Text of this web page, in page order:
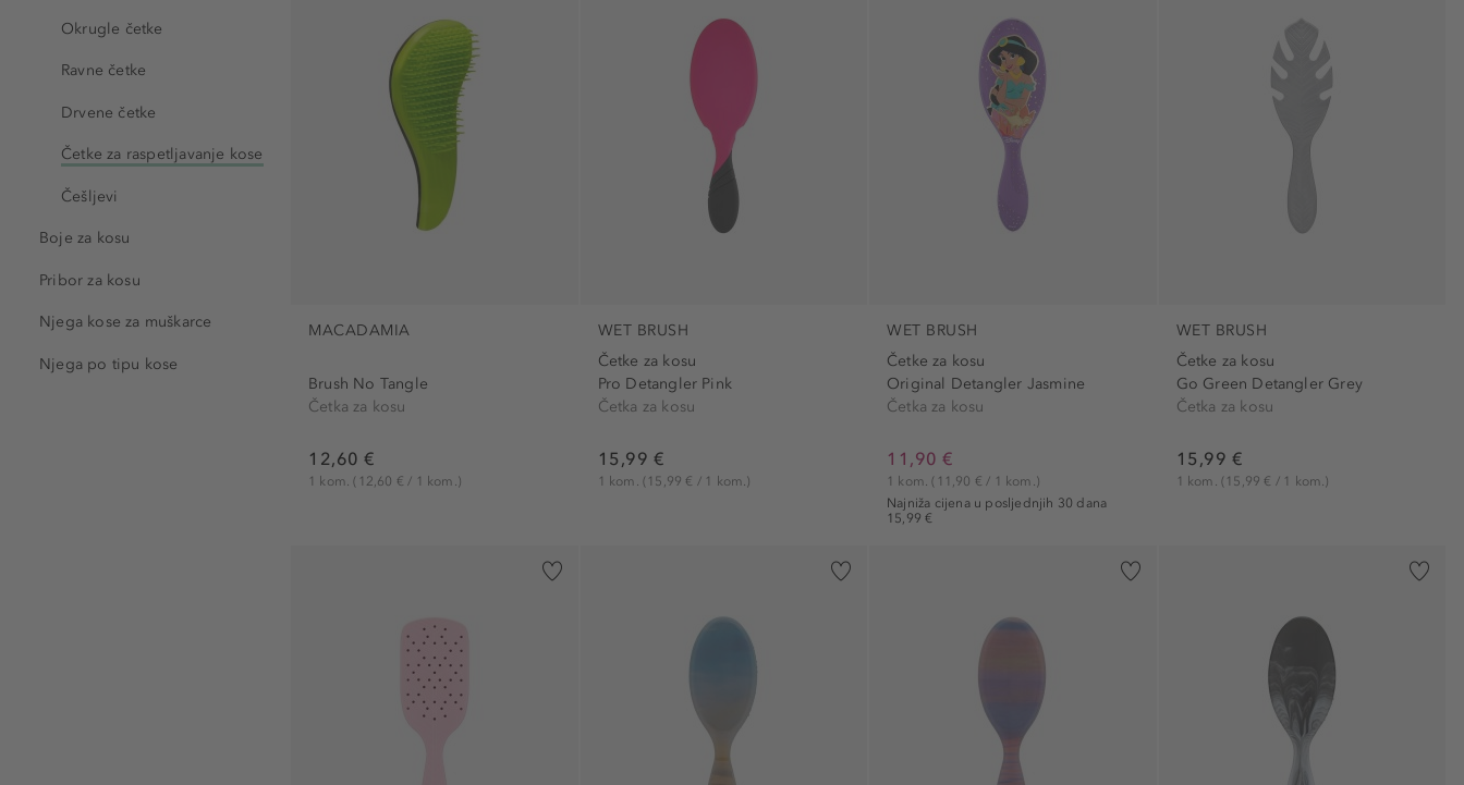
Okrugle četke
Ravne četke
Drvene četke
Četke za raspetljavanje kose
Češljevi
Boje za kosu
Pribor za kosu
Njega kose za muškarce
Njega po tipu kose
Olivia Garden (7)
Tangle Teezer (2)
Wet Brush (21)
MACADAMIA
Brush No Tangle
Četka za kosu
12,60 €
1 kom.(12,60 € / 1 kom.)
WET BRUSH
Četke za kosu
Pro Detangler Pink
Četka za kosu
15,99 €
1 kom. (15,99 € / 1 kom.)
WET BRUSH
Četke za kosu
Original Detangler Jasmine
Četka za kosu
11,90 €
Najniža cijena u posljednjih 30 dana
15,99 €
1 kom.(11,90 € / 1 kom.)
WET BRUSH
Četke za kosu
Go Green Detangler Grey
Četka za kosu
15,99 €
1 kom. (15,99 € / 1 kom.)